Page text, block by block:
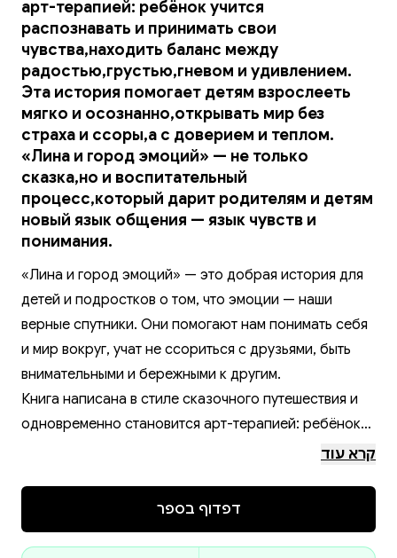
арт-терапией: ребёнок учится
распознавать и принимать свои
чувства,находить баланс между
радостью,грустью,гневом и удивлением.
Эта история помогает детям взрослееть
мягко и осознанно,открывать мир без
страха и ссоры,а с доверием и теплом.
«Лина и город эмоций» — не только
сказка,но и воспитательный
процесс,который дарит родителям и детям
новый язык общения — язык чувств и
понимания.
«Лина и город эмоций» — это добрая история для
детей и подростков о том, что эмоции — наши
верные спутники. Они помогают нам понимать себя
и мир вокруг, учат не ссориться с друзьями, быть
внимательными и бережными к другим.
Книга написана в стиле сказочного путешествия и
одновременно становится арт-терапией: ребёнок
учится распознавать и принимать свои чувства,
Эта история помогает детям взрослееть мягко и
осознанно, открывать мир без страха и ссоры, а с
קרא עוד
דפדוף בספר